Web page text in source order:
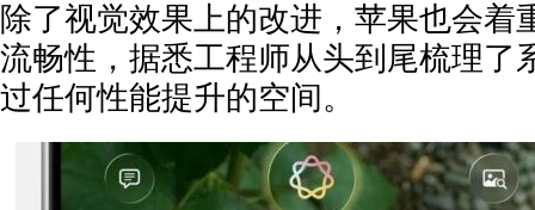
除了视觉效果上的改进，苹果也会着
流畅性，据悉工程师从头到尾梳理了
过任何性能提升的空间。